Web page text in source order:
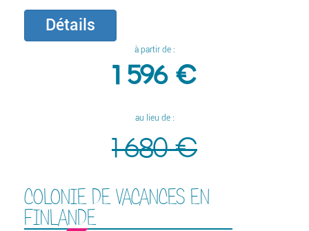
Détails
à partir de :
1 596 €
au lieu de :
1 680 €
COLONIE DE VACANCES EN
FINLANDE